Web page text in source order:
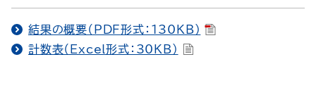
結果の概要（PDF形式：130KB）
計数表（Excel形式：30KB）